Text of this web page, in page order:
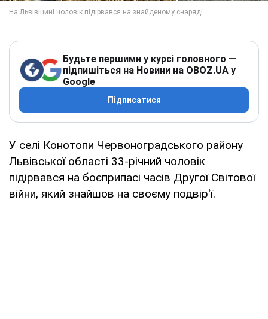
Будьте першими у курсі головного —
підпишіться на Новини на OBOZ.UA у
Google
Підписатися
У селі Конотопи Червоноградського району
Львівської області 33-річний чоловік
підірвався на боєприпасі часів Другої Світової
війни, який знайшов на своєму подвір'ї.